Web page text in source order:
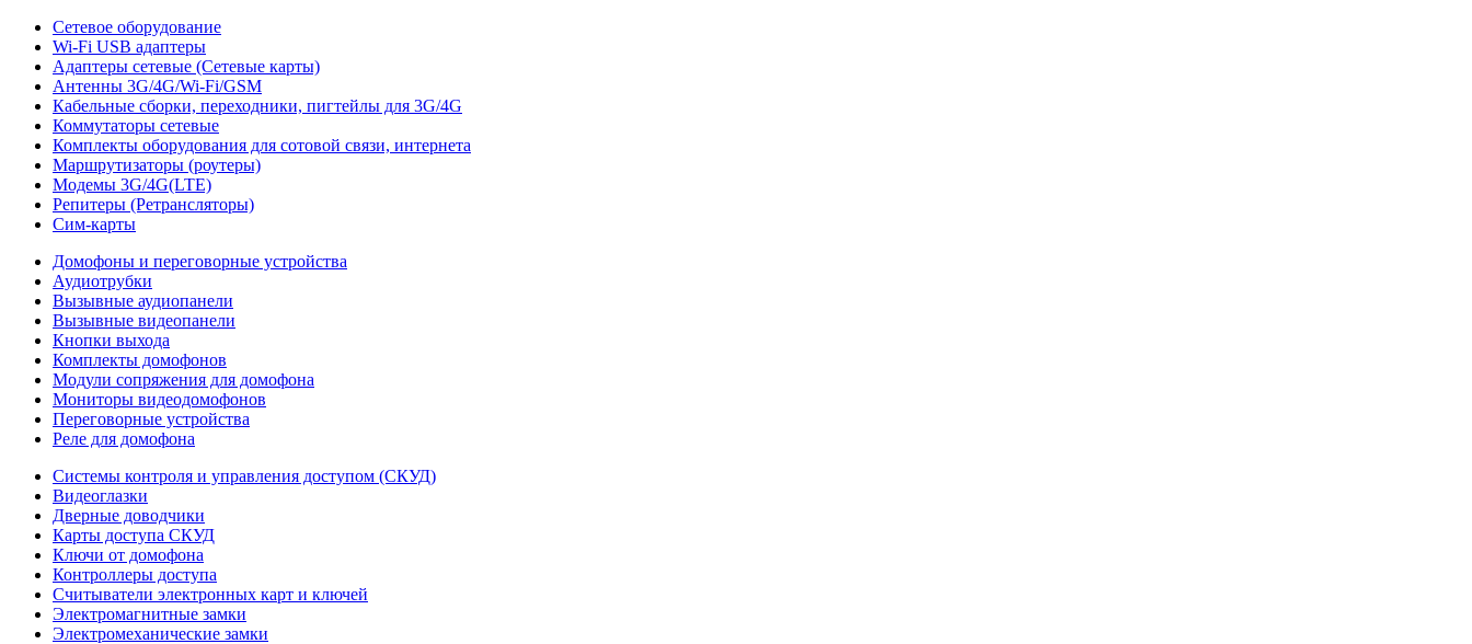
Сетевое оборудование
Wi-Fi USB адаптеры
Адаптеры сетевые (Сетевые карты)
Антенны 3G/4G/Wi-Fi/GSM
Кабельные сборки, переходники, пигтейлы для 3G/4G
Коммутаторы сетевые
Комплекты оборудования для сотовой связи, интернета
Маршрутизаторы (роутеры)
Модемы 3G/4G(LTE)
Репитеры (Ретрансляторы)
Сим-карты
Домофоны и переговорные устройства
Аудиотрубки
Вызывные аудиопанели
Вызывные видеопанели
Кнопки выхода
Комплекты домофонов
Модули сопряжения для домофона
Мониторы видеодомофонов
Переговорные устройства
Реле для домофона
Системы контроля и управления доступом (СКУД)
Видеоглазки
Дверные доводчики
Карты доступа СКУД
Ключи от домофона
Контроллеры доступа
Считыватели электронных карт и ключей
Электромагнитные замки
Электромеханические замки